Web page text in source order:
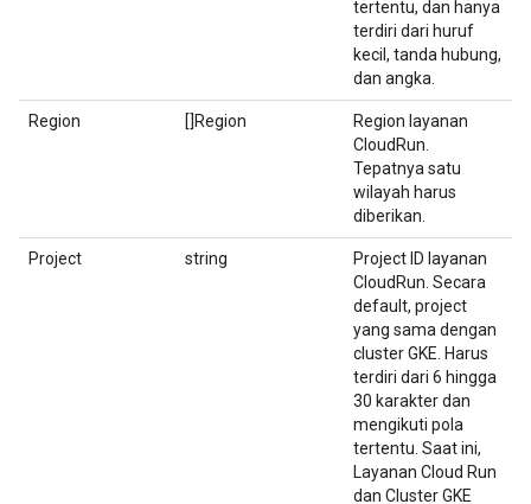
tertentu, dan hanya
terdiri dari huruf
kecil, tanda hubung,
dan angka.
Region []Region
Region layanan
CloudRun.
Tepatnya satu
wilayah harus
diberikan.
Project string
Project ID layanan
CloudRun. Secara
default, project
yang sama dengan
cluster GKE. Harus
terdiri dari 6 hingga
30 karakter dan
mengikuti pola
tertentu. Saat ini,
Layanan Cloud Run
dan Cluster GKE